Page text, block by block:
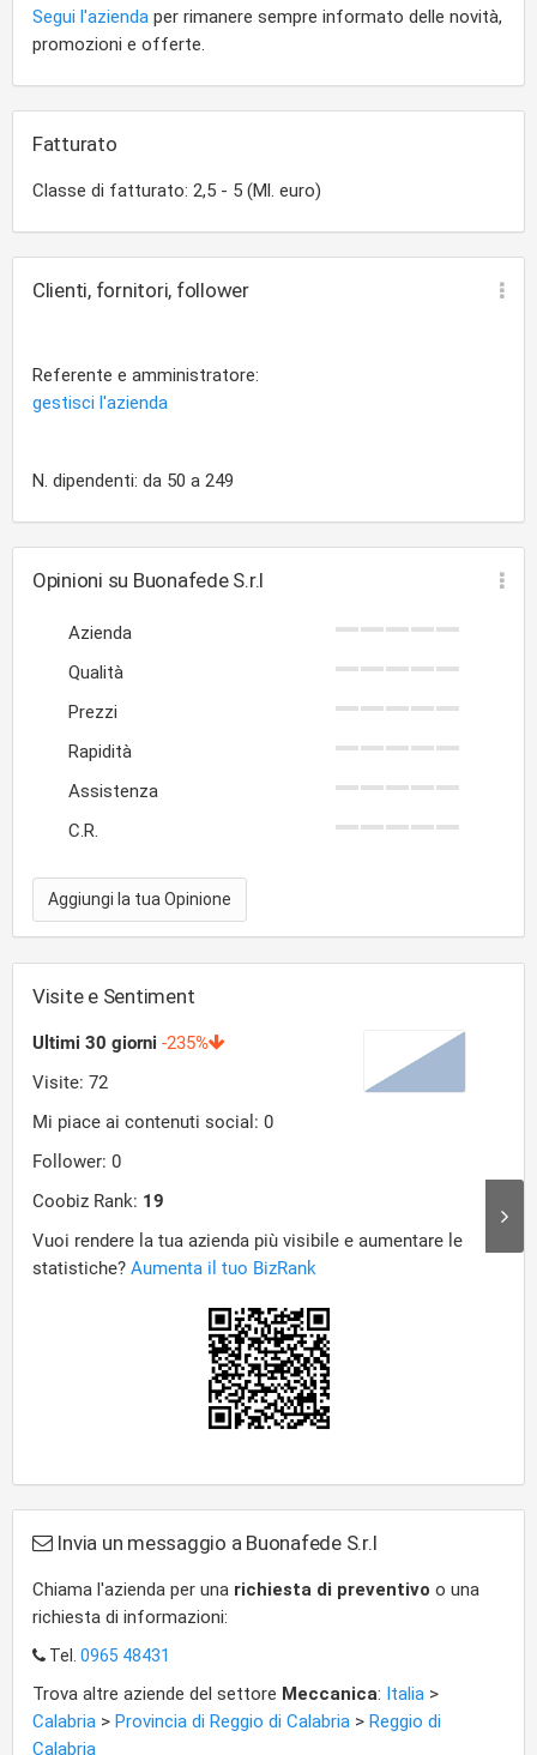
Segui l'azienda per rimanere sempre informato delle novità,
promozioni e offerte.
Fatturato
Classe di fatturato: 2,5 - 5 (Ml. euro)
Clienti, fornitori, follower
Referente e amministratore:
gestisci l'azienda
N. dipendenti: da 50 a 249
Opinioni su Buonafede S.r.l
Azienda
Qualità
Prezzi
Rapidità
Assistenza
C.R.
Aggiungi la tua Opinione
Visite e Sentiment
Invia un messaggio a Buonafede S.r.l
Chiama l'azienda per una richiesta di preventivo o una
richiesta di informazioni:
Tel. 0965 48431
Trova altre aziende del settore Meccanica: Italia >
Calabria > Provincia di Reggio di Calabria > Reggio di
Calabria